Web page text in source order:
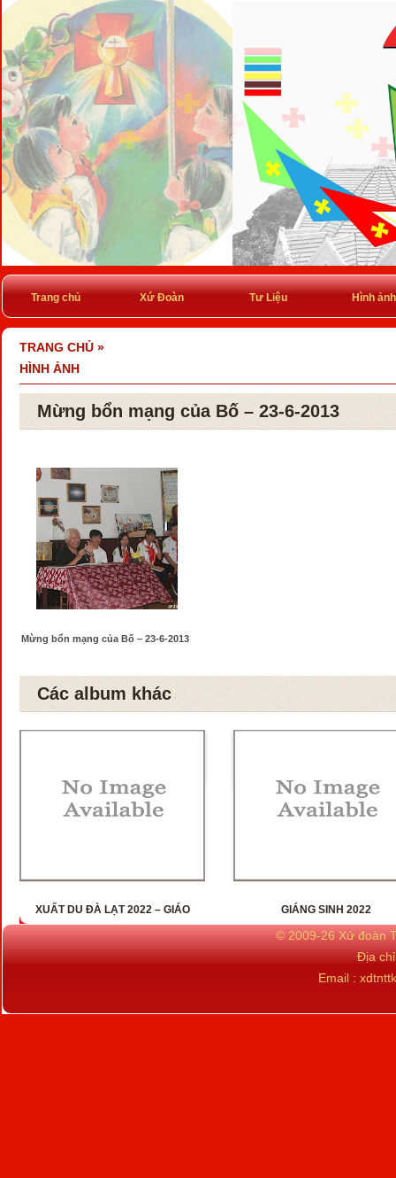
Trang chủ Xứ Đoàn Tư Liệu Hình ảnh
TRANG CHỦ »
HÌNH ẢNH
Mừng bổn mạng của Bố – 23-6-2013
Mừng bổn mạng của Bố – 23-6-2013
Các album khác
XUẤT DU ĐÀ LẠT 2022 – GIÁO
GIÁNG SINH 2022
© 2009-26 Xứ đoàn
Địa
Email :